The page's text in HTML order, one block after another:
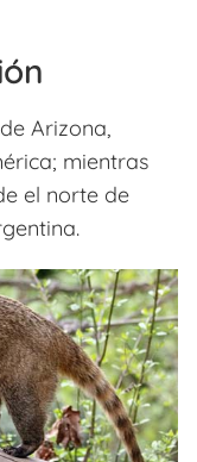
Arizona,
mientras
el norte de